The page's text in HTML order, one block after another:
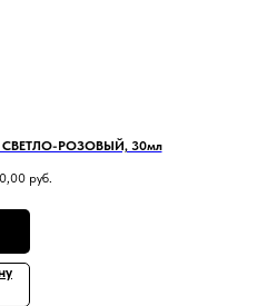
СВЕТЛО-РОЗОВЫЙ, 30мл
руб.